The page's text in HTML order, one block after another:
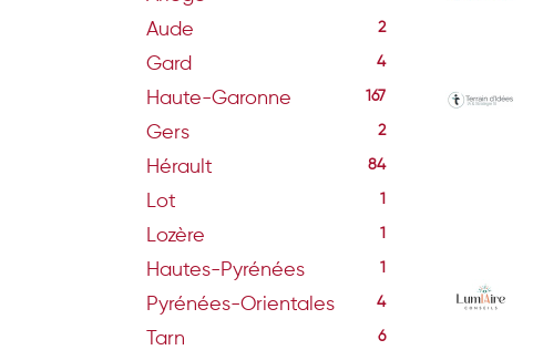
Aude 2
Gard 4
Haute-Garonne 167
Gers 2
Hérault 84
Lot 1
Lozère 1
Hautes-Pyrénées 1
Pyrénées-Orientales 4
Tarn 6